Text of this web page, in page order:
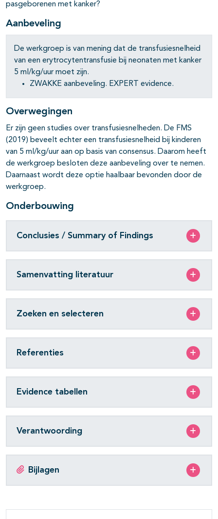
pasgeborenen met kanker?
Aanbeveling
De werkgroep is van mening dat de transfusiesnelheid
van een erytrocytentransfusie bij neonaten met kanker
5 ml/kg/uur moet zijn.
ZWAKKE aanbeveling. EXPERT evidence.
Overwegingen
Er zijn geen studies over transfusiesnelheden. De FMS
(2019) beveelt echter een transfusiesnelheid bij kinderen
van 5 ml/kg/uur aan op basis van consensus. Daarom heeft
de werkgroep besloten deze aanbeveling over te nemen.
Daarnaast wordt deze optie haalbaar bevonden door de
werkgroep.
Onderbouwing
Conclusies / Summary of Findings
Samenvatting literatuur
Zoeken en selecteren
Referenties
Evidence tabellen
Verantwoording
Bijlagen